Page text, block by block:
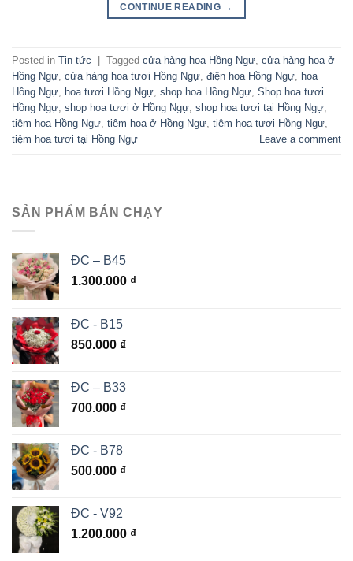
CONTINUE READING →
Posted in Tin tức Tagged cửa hàng hoa Hồng Ngự cửa hàng hoa ở
Hồng Ngự cửa hàng hoa tươi Hồng Ngự điện hoa Hồng Ngự
hoa
Hồng Ngự
hoa tươi Hồng Ngự shop hoa Hồng Ngự Shop hoa tươi
Hồng Ngự shop hoa tươi ở Hồng Ngự shop hoa tươi tại Hồng Ngự
tiệm hoa Hồng Ngự tiệm hoa ở Hồng Ngự tiệm hoa tươi Hồng Ngự
tiệm hoa tươi tại Hồng Ngự
Leave a comment
SẢN PHẨM BÁN CHẠY
ĐC – B45
1.300.000 ₫
ĐC - B15
850.000 ₫
ĐC – B33
700.000 ₫
ĐC - B78
500.000 ₫
ĐC - V92
1.200.000 ₫